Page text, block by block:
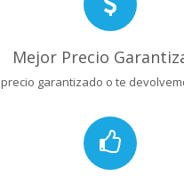
Mejor Precio
precio garantizado o te